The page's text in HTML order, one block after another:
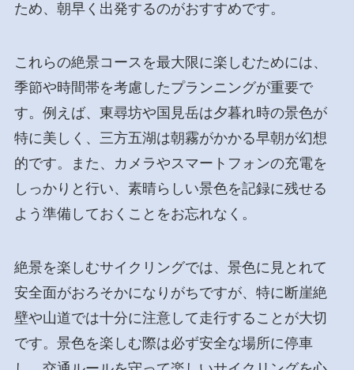
ため、朝早く出発するのがおすすめです。
これらの絶景コースを最大限に楽しむためには、
季節や時間帯を考慮したプランニングが重要で
す。例えば、東尋坊や国見岳は夕暮れ時の景色が
特に美しく、三方五湖は朝霧がかかる早朝が幻想
的です。また、カメラやスマートフォンの充電を
しっかりと行い、素晴らしい景色を記録に残せる
よう準備しておくことをお忘れなく。
絶景を楽しむサイクリングでは、景色に見とれて
安全面がおろそかになりがちですが、特に断崖絶
壁や山道では十分に注意して走行することが大切
です。景色を楽しむ際は必ず安全な場所に停車